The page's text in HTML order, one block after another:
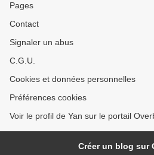
Pages
Contact
Signaler un abus
C.G.U.
Cookies et données personnelles
Préférences cookies
Voir le profil de Yan sur le portail
Créer un blog sur